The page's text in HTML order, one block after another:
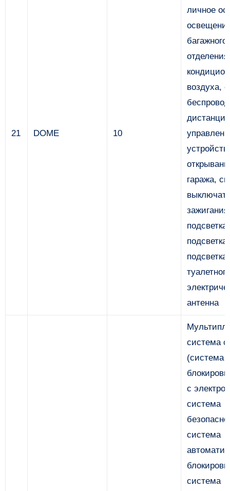
21 DOME 10
личное
багажного
воздуха,
гаража,
подсветка
подсветка
антенна
система
(система
с
система
система
система